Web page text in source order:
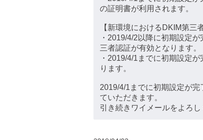
の証明書が利用されます。
【新環境におけるDKIM第三
・2019/4/2以降に初期設定
三者認証が有効となります。
・2019/4/1までに初期設定
ります。
2019/4/1までに初期設定が
ていただきます。
引き続きワイメールをよろし